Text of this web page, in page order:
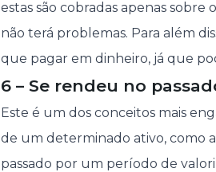
estas são cobradas apenas sobre
não terá problemas. Para além
que pagar em dinheiro, já que
6 – Se rendeu no
Este é um dos conceitos mais
de um determinado ativo, como
passado por um período de